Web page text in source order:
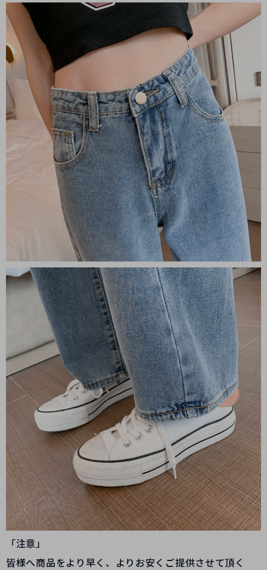
「注意」
皆様へ商品をより早く、よりお安くご提供させて頂く